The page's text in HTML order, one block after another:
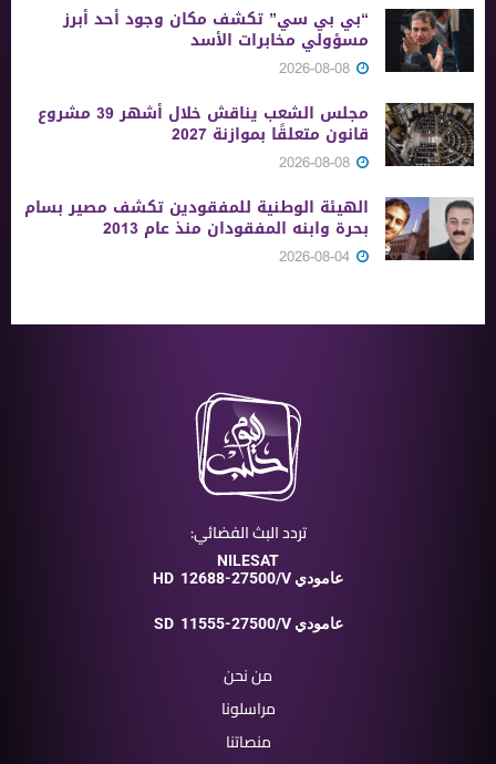
“بي بي سي” تكشف مكان وجود أحد أبرز
مسؤولي مخابرات الأسد
مجلس الشعب يناقش خلال أشهر 39 مشروع
قانون متعلقًا بموازنة 2027
الهيئة الوطنية للمفقودين تكشف مصير بسام
بحرة وابنه المفقودان منذ عام 2013
تردد البث الفضائي:
NILESAT
HD
12688-27500/V عامودي
SD 11555-27500/V عامودي
من نحن
مراسلونا
منصاتنا